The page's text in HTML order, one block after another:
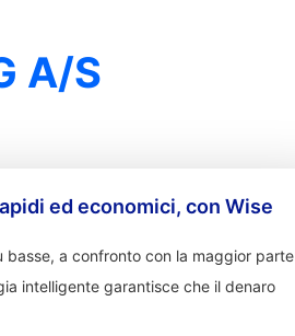
A/S
ed economici, con Wise
basse, a confronto con la maggior parte
intelligente garantisce che il denaro